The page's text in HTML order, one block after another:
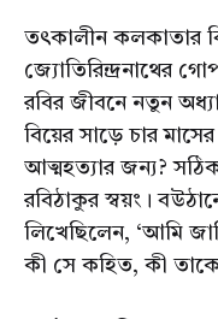
তৎকালীন কলকাতার
জ্যোতিরিন্দ্রনাথের
রবির জীবনে নতুন
বিয়ের সাড়ে চার
আত্মহত্যার জন্য?
রবিঠাকুর স্বয়ং।
লিখেছিলেন, ‘আমি
কী সে কহিত, কী তাকে